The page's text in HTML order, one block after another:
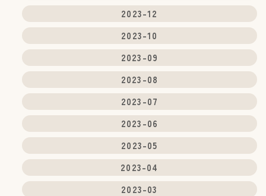
2023-12
2023-10
2023-09
2023-08
2023-07
2023-06
2023-05
2023-04
2023-03
4.外部送信、第三者提供、情報収集モジュール
の有無
4-1 本サービスでは、以下の提携先が、ユーザー
の端末にCookieを保存し、これを利用して利用
者情報を蓄積及び利用している場合がありま
(1) 提携先：matomo
(2) 上記提携先のプライバシーポリシーのURL：
https://matomo.org/privacy-policy/
(3) 上記提携先のオプトアウト（無効化）URL：
https://matomo.org/privacy-policy/
(4) 利用目的：本サイトの閲覧状況及び当社サイ
トを含む広告効果等の情報を解析するため